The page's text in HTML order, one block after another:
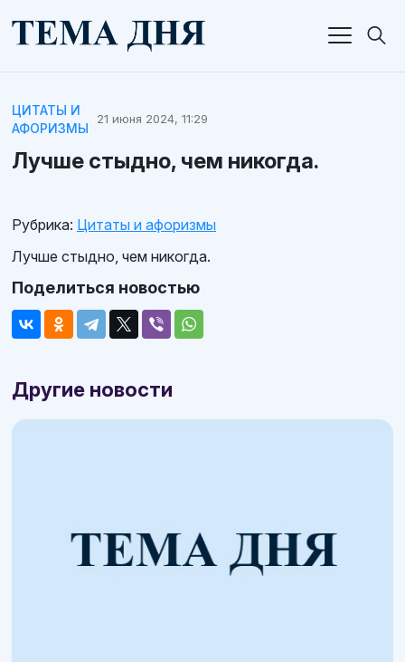
ЦИТАТЫ И
АФОРИЗМЫ
21 июня 2024, 11:29
Лучше стыдно, чем никогда.
Рубрика: Цитаты и афоризмы
Лучше стыдно, чем никогда.
Поделиться новостью
Другие новости